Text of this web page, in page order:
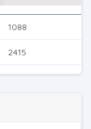
1088
2415